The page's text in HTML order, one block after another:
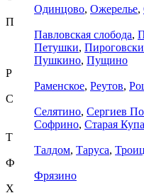
Одинцово, Ожерелье,
П
Павловская слобода,
Петушки,
Пушкино, Пущино
Р
Раменское, Реутов,
С
Селятино, Сергиев
Софрино, Старая
Т
Талдом, Таруса,
Ф
Фрязино
Х